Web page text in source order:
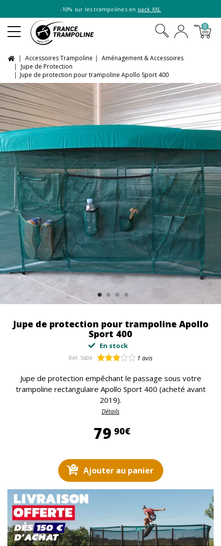
-10% sur les trampolines en pack XXL
0
Accessoires Trampoline
Aménagement & Accessoires
Jupe de Protection
Jupe de protection pour trampoline Apollo Sport 400
Jupe de protection pour trampoline Apollo
Sport 400
En stock
Réf. 5606 1 avis
Jupe de protection empêchant le passage sous votre
trampoline rectangulaire Apollo Sport 400 (acheté avant
2019).
Détails
79 90€79,90 €
Ajouter au panier